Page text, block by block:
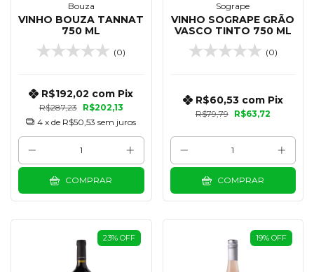
Bouza
VINHO BOUZA TANNAT
750 ML
(0)
R$287,23 R$202,13
R$192,02 com Pix
4 x de R$50,53 sem juros
COMPRAR
Sogrape
VINHO SOGRAPE GRÃO
VASCO TINTO 750 ML
(0)
R$79,79 R$63,72
R$60,53 com Pix
COMPRAR
23% OFF 19% OFF